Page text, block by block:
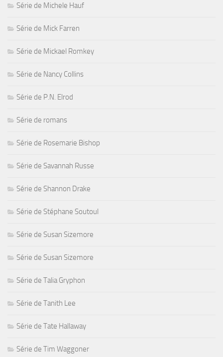
Série de Michele Hauf
Série de Mick Farren
Série de Mickael Romkey
Série de Nancy Collins
Série de P.N. Elrod
Série de romans
Série de Rosemarie Bishop
Série de Savannah Russe
Série de Shannon Drake
Série de Stéphane Soutoul
Série de Susan Sizemore
Série de Susan Sizemore
Série de Talia Gryphon
Série de Tanith Lee
Série de Tate Hallaway
Série de Tim Waggoner